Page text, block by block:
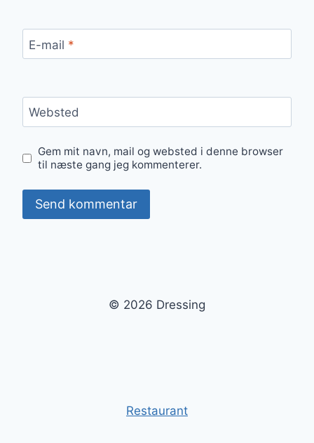
E-mail *
Websted
Gem mit navn, mail og websted i denne browser
til næste gang jeg kommenterer.
© 2026 Dressing
Restaurant